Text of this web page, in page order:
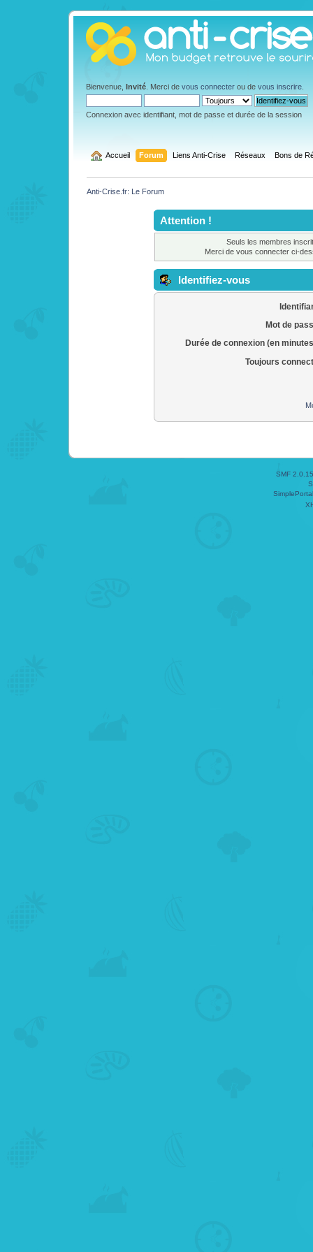
Bienvenue, Invité . Merci de vous connecter ou de vous inscrire
Connexion avec identifiant, mot de passe et durée de la session
Accueil Forum Liens Anti-Crise Réseaux Bons de
Anti-Crise.fr: Le Forum
Attention !
Seuls les membres
Merci de vous connecter ci-
Identifiez-vous
Mot de
Durée de connexion (en
Toujours
SMF 2.0.15